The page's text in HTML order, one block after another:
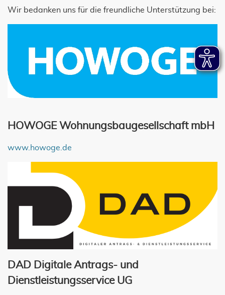
Wir bedanken uns für die freundliche Unterstützung bei:
HOWOGE Wohnungsbaugesellschaft mbH
www.howoge.de
DAD Digitale Antrags- und
Dienstleistungsservice UG